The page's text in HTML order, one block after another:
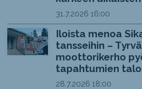
31.7.2026 16:00
Iloista menoa
tansseihin –
moottorikerho
tapahtumien
28.7.2026 18:00